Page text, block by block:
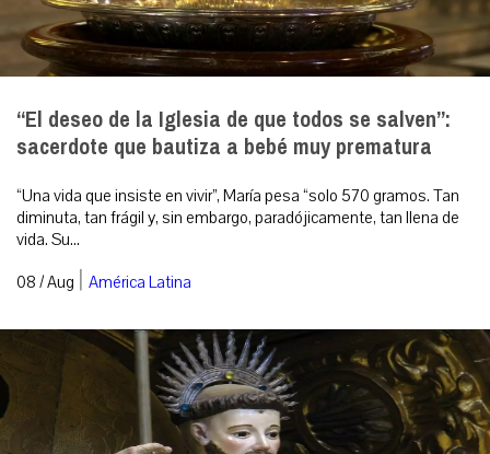
“El deseo de la Iglesia de que todos se salven”:
sacerdote que bautiza a bebé muy prematura
“Una vida que insiste en vivir”, María pesa “solo 570 gramos. Tan
diminuta, tan frágil y, sin embargo, paradójicamente, tan llena de
vida. Su...
08 / Aug | América Latina